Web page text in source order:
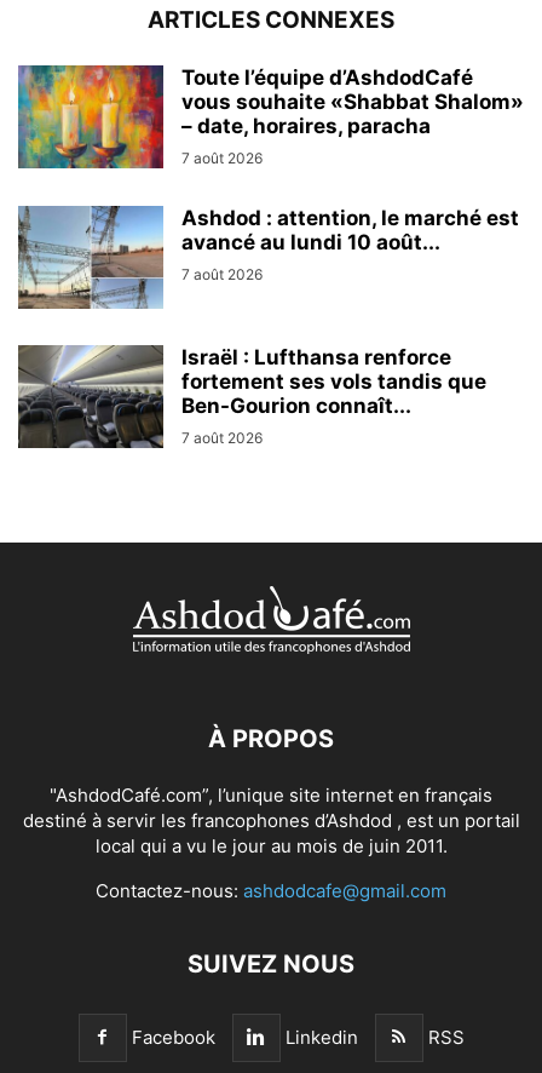
ARTICLES CONNEXES
Toute l’équipe d’AshdodCafé
vous souhaite «Shabbat Shalom»
– date, horaires, paracha
7 août 2026
Ashdod : attention, le marché est
avancé au lundi 10 août...
7 août 2026
Israël : Lufthansa renforce
fortement ses vols tandis que
Ben-Gourion connaît...
7 août 2026
À PROPOS
"AshdodCafé.com”, l’unique site internet en français
destiné à servir les francophones d’Ashdod , est un portail
local qui a vu le jour au mois de juin 2011.
Contactez-nous: ashdodcafe@gmail.com
SUIVEZ NOUS
Facebook Linkedin RSS